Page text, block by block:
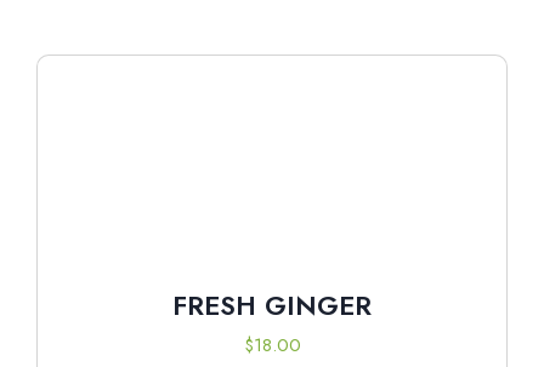
FRESH GINGER
$18.00